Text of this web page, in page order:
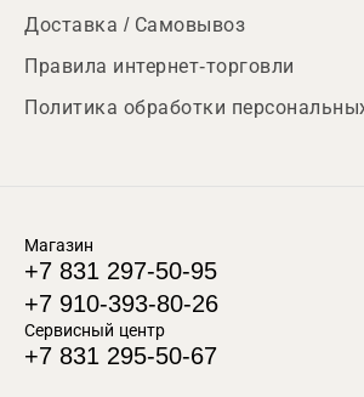
Доставка / Самовывоз
Правила интернет-торговли
Политика обработки
Магазин
+7 831 297-50-95
+7 910-393-80-26
Сервисный центр
+7 831 295-50-67